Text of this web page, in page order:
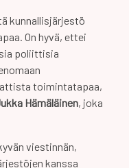
kunnallisjärjestö
On hyvä, ettei
poliittisia
toimintatapaa,
Hämäläinen, joka
viestinnän,
kanssa